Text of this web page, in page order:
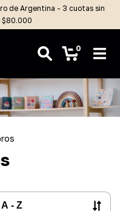
de Argentina - 3 cuotas sin
$80.000
0